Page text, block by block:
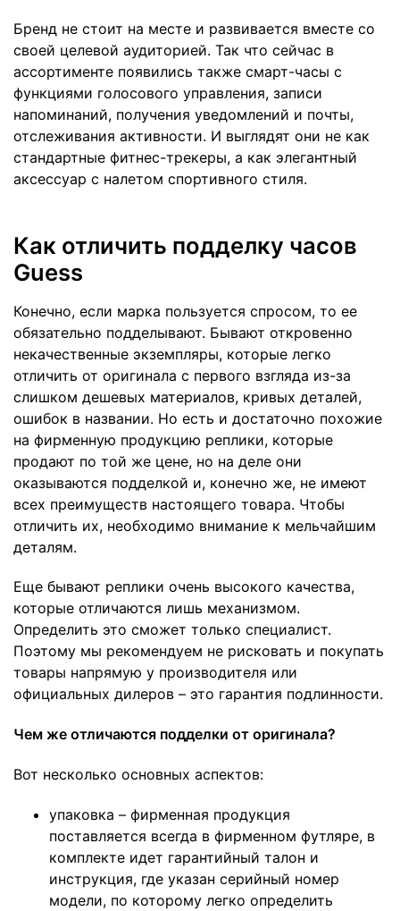
Бренд не стоит на месте и развивается вместе со
своей целевой аудиторией. Так что сейчас в
ассортименте появились также смарт-часы с
функциями голосового управления, записи
напоминаний, получения уведомлений и почты,
отслеживания активности. И выглядят они не как
стандартные фитнес-трекеры, а как элегантный
аксессуар с налетом спортивного стиля.
Как отличить подделку часов
Guess
Конечно, если марка пользуется спросом, то ее
обязательно подделывают. Бывают откровенно
некачественные экземпляры, которые легко
отличить от оригинала с первого взгляда из-за
слишком дешевых материалов, кривых деталей,
ошибок в названии. Но есть и достаточно похожие
на фирменную продукцию реплики, которые
продают по той же цене, но на деле они
оказываются подделкой и, конечно же, не имеют
всех преимуществ настоящего товара. Чтобы
отличить их, необходимо внимание к мельчайшим
деталям.
Еще бывают реплики очень высокого качества,
которые отличаются лишь механизмом.
Определить это сможет только специалист.
Поэтому мы рекомендуем не рисковать и покупать
товары напрямую у производителя или
официальных дилеров – это гарантия подлинности.
Чем же отличаются подделки от оригинала?
Вот несколько основных аспектов:
упаковка – фирменная продукция
поставляется всегда в фирменном футляре, в
комплекте идет гарантийный талон и
инструкция, где указан серийный номер
модели, по которому легко определить